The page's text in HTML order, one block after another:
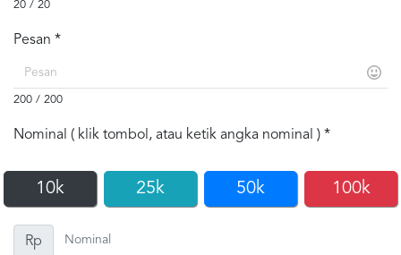
20 / 20
Pesan *
200 / 200
Nominal ( klik tombol, atau ketik angka nominal ) *
10k 25k 50k 100k
Rp